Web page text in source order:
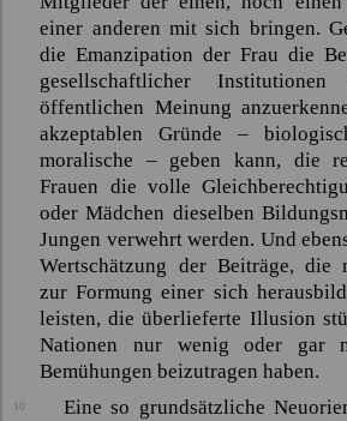
einer anderen mit sich bringen.
die Emanzipation der Frau die
gesellschaftlicher
öffentlichen Meinung
akzeptablen Gründe –
moralische – geben kann, die
Frauen die volle
oder Mädchen dieselben
Jungen verwehrt werden. Und
Wertschätzung der Beiträge, die
zur Formung einer sich
leisten, die überlieferte Illusion
Nationen nur wenig oder gar
Bemühungen beizutragen haben.
10
Eine so grundsätzliche